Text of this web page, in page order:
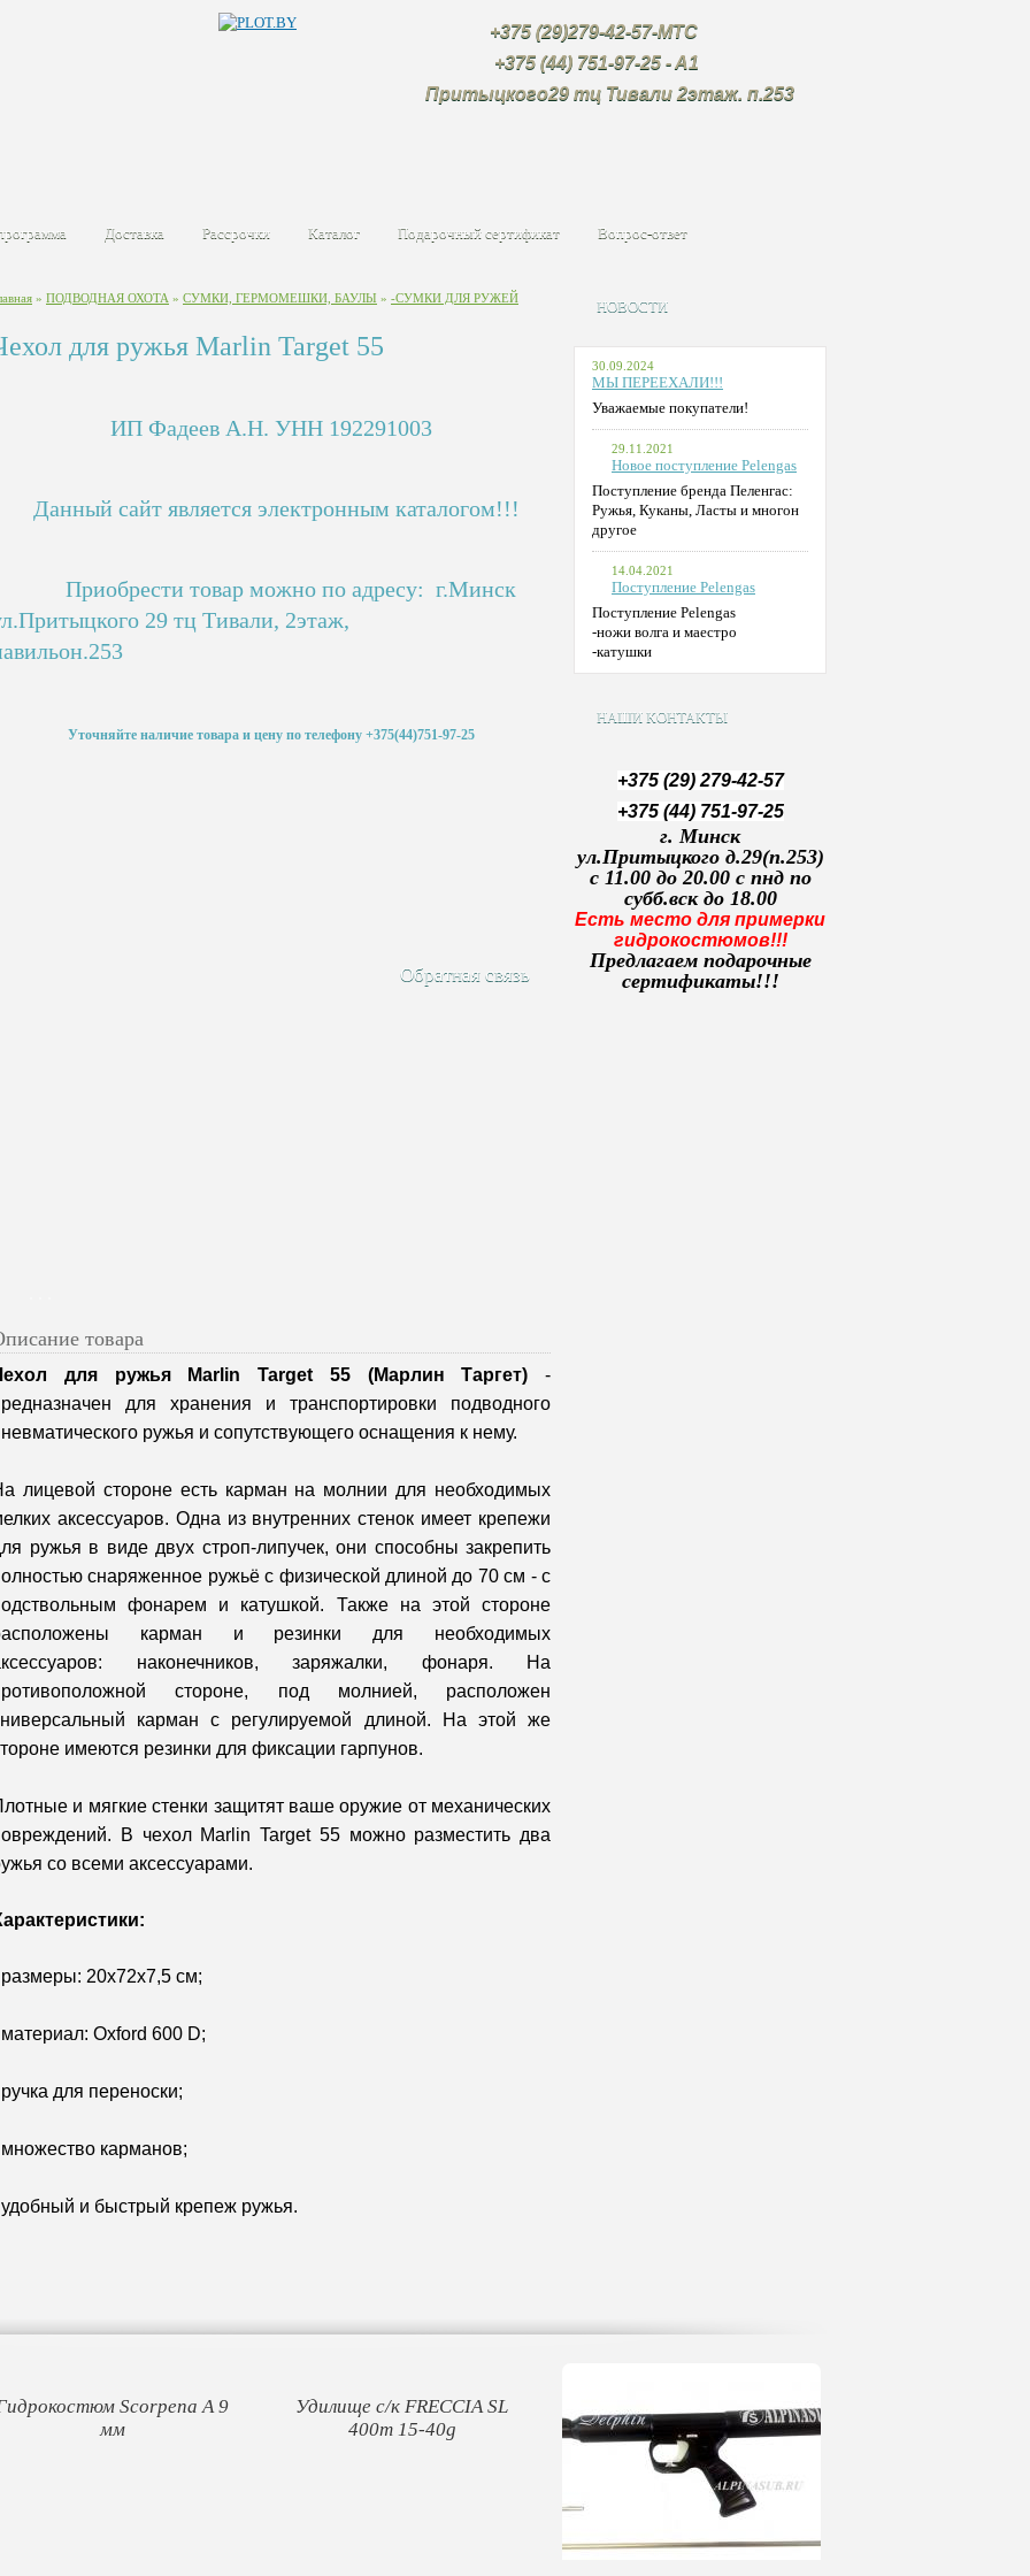
+375 (29)279-42-57-МТС
+375 (44) 751-97-25 - A1
Притыцкого29 тц Тивали 2этаж. п.253
Доставка Рассрочки Каталог Подарочный сертификат Вопрос-ответ
» ПОДВОДНАЯ ОХОТА » СУМКИ, ГЕРМОМЕШКИ, БАУЛЫ » -СУМКИ ДЛЯ РУЖЕЙ
для ружья Marlin Target 55
ИП Фадеев А.Н. УНН 192291003
Данный сайт является электронным каталогом!!!
товар можно по адресу: г.Минск
29 тц Тивали, 2этаж,
Уточняйте наличие товара и цену по телефону +375(44)751-97-25
Обратная связь
товара
для ружья Marlin Target 55 (Марлин Таргет) -
для хранения и транспортировки подводного
ружья и сопутствующего оснащения к нему.
лицевой стороне есть карман на молнии для необходимых
аксессуаров. Одна из внутренних стенок имеет крепежи
ружья в виде двух строп-липучек, они способны закрепить
снаряженное ружьё с физической длиной до 70 см - с
фонарем и катушкой. Также на этой стороне
карман и резинки для необходимых
наконечников, заряжалки, фонаря. На
стороне, под молнией, расположен
карман с регулируемой длиной. На этой же
имеются резинки для фиксации гарпунов.
и мягкие стенки защитят ваше оружие от механических
В чехол Marlin Target 55 можно разместить два
со всеми аксессуарами.
20х72х7,5 см;
Oxford 600 D;
для переноски;
карманов;
и быстрый крепеж ружья.
НОВОСТИ
30.09.2024
МЫ ПЕРЕЕХАЛИ!!!
Уважаемые покупатели!
29.11.2021
Новое поступление Pelengas
Поступление бренда Пеленгас:
Ружья, Куканы, Ласты и многон
другое
14.04.2021
Поступление Pelengas
Поступление Pelengas
-ножи волга и маестро
-катушки
НАШИ КОНТАКТЫ
+375 (29) 279-42-57
+375 (44) 751-97-25
г. Минск
ул.Притыцкого д.29(п.253)
с 11.00 до 20.00 с пнд по
субб.вск до 18.00
Есть место для примерки
гидрокостюмов!!!
Предлагаем подарочные
сертификаты!!!
Scorpena А 9
мм
Удилище с/к FRECCIA SL
400m 15-40g